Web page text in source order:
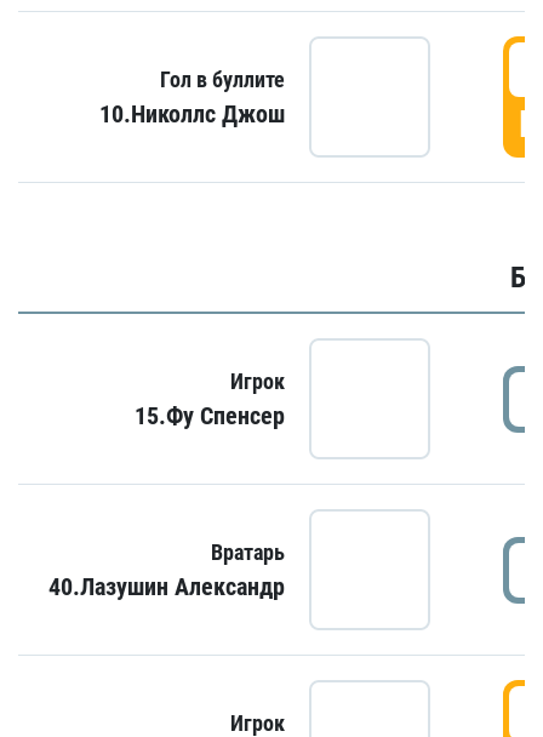
Гол в буллите
10.Николлс Джош
Игрок
15.Фу Спенсер
Вратарь
40.Лазушин Александр
Игрок